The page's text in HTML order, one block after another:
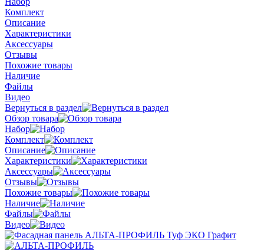
Комплект
Описание
Характеристики
Аксессуары
Отзывы
Похожие товары
Наличие
Файлы
Видео
Вернуться в раздел
Обзор товара
Набор
Комплект
Описание
Характеристики
Аксессуары
Отзывы
Похожие товары
Наличие
Файлы
Видео